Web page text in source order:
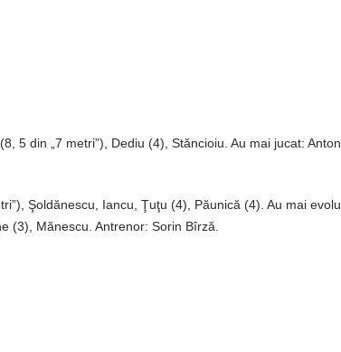
5 din „7 metri”), Dediu (4), Stăncioiu. Au mai jucat:
Şoldănescu, Iancu, Ţuţu (4), Păunică (4). Au mai
(3), Mănescu. Antrenor: Sorin Bîrză.